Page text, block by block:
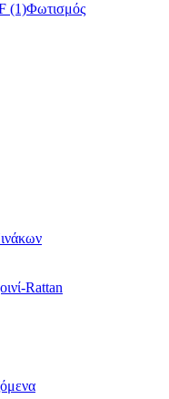
Φωτισμός
Rattan